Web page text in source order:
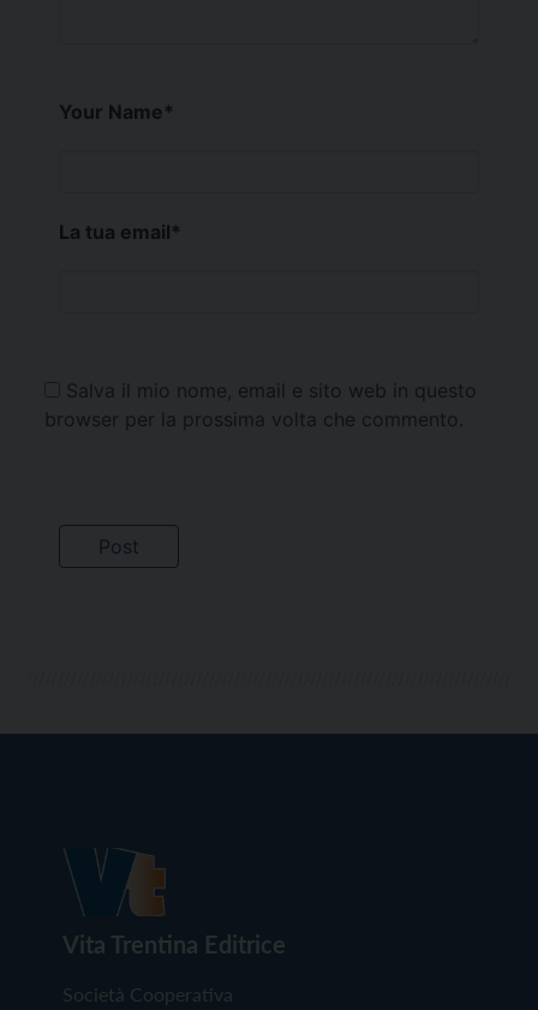
Your Name*
La tua email*
Salva il mio nome, email e sito web in questo
browser per la prossima volta che commento.
Vita Trentina Editrice
Società Cooperativa